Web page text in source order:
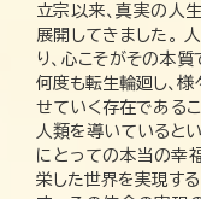
立宗以来、真実の人
展開してきました。
り、心こそがその本
何度も転生輪廻し、
せていく存在であるこ
人類を導いていると
にとっての本当の幸
栄した世界を実現す